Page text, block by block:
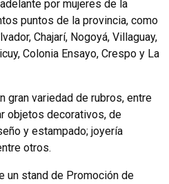
por mujeres de la
puntos de la provincia, como
Chajarí, Nogoyá, Villaguay,
Colonia Ensayo, Crespo y La
gran variedad de rubros, entre
objetos decorativos, de
y estampado; joyería
otros.
un stand de Promoción de